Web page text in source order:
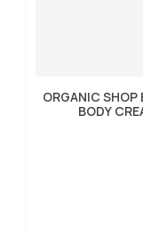
ORGANIC SHOP
BODY